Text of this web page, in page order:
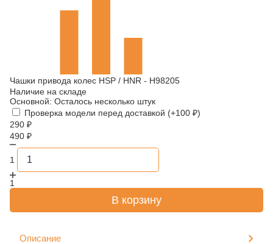
Чашки привода колес HSP / HNR - H98205
Наличие на складе
Основной: Осталось несколько штук
Проверка модели перед доставкой (+100 ₽)
290 ₽
490 ₽
1
1
В корзину
Описание